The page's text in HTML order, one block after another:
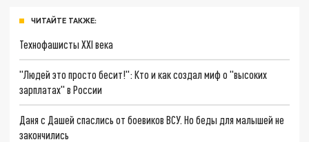
ЧИТАЙТЕ ТАКЖЕ:
Технофашисты XXI века
"Людей это просто бесит!": Кто и как создал миф о "высоких
зарплатах" в России
Даня с Дашей спаслись от боевиков ВСУ. Но беды для малышей не
закончились